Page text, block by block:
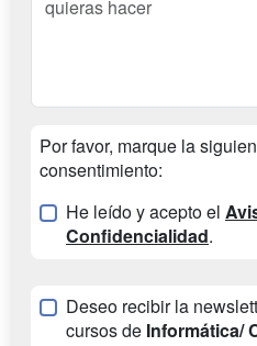
Por favor, marque la
consentimiento:
He leído y acepto el
Confidencialidad.
Deseo recibir la
cursos de Informática/